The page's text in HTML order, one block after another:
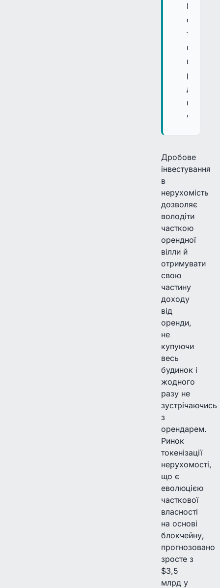
обсяг
торгів
на
ринку
до
купівлі
частки.
Дробове
інвестування
в
нерухомість
дозволяє
володіти
часткою
орендної
вілли й
отримувати
свою
частину
доходу
від
оренди,
не
купуючи
весь
будинок і
жодного
разу не
зустрічаючись
з
орендарем.
Ринок
токенізації
нерухомості,
що є
еволюцією
часткової
власності
на основі
блокчейну,
прогнозовано
зросте з
$3,5
млрд у